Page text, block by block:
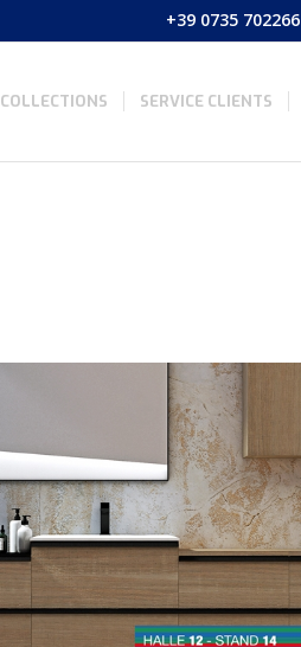
+39 0735 702266
COLLECTIONS SERVICE CLIENTS